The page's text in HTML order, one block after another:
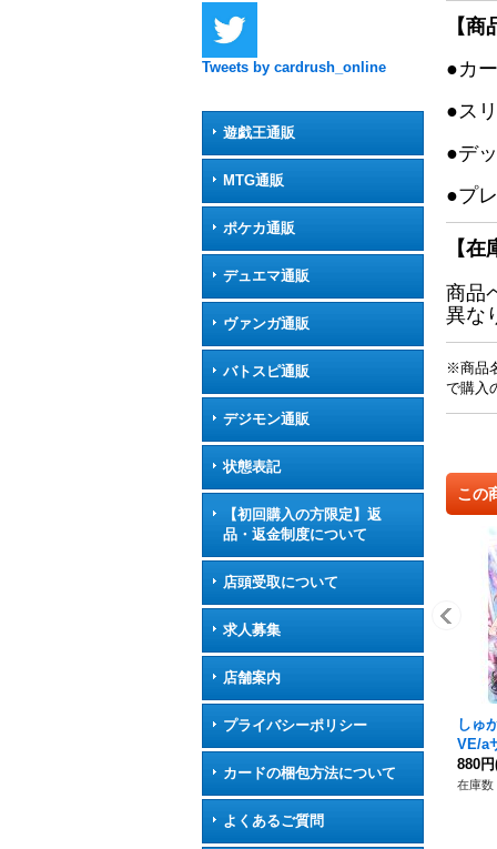
Tweets by cardrush_online
遊戯王通販
MTG通販
ポケカ通販
デュエマ通販
ヴァンガ通販
バトスピ通販
デジモン通販
状態表記
【初回購入の方限定】返
品・返金制度について
店頭受取について
求人募集
店舗案内
プライバシーポリシー
カードの梱包方法について
よくあるご質問
【
●カ
●ス
●デ
●プ
【
商品
異な
※商品
で購入
この
しゅ
VE/a
12a}
880円
在庫数